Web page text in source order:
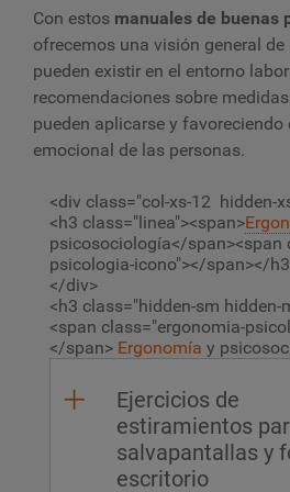
Con estos manuales de buenas
ofrecemos una visión general
pueden existir en el entorno
recomendaciones sobre
pueden aplicarse y
emocional de las personas.
<div class="col-xs-12 hidden-
<h3 class="linea"><span>
psicosociología</span><span
psicologia-icono"></span></
</div>
<h3 class="hidden-sm hidden-
<span class="ergonomia-
</span> Ergonomía y
Ejercicios de
estiramientos
salvapantallas y
escritorio